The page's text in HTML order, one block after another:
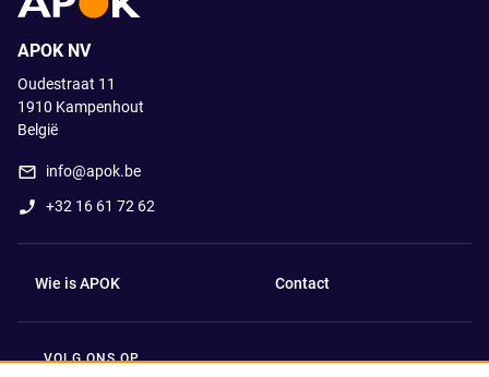
APOK NV
Oudestraat 11
1910 Kampenhout
België
info@apok.be
+32 16 61 72 62
Wie is APOK Contact
VOLG ONS OP